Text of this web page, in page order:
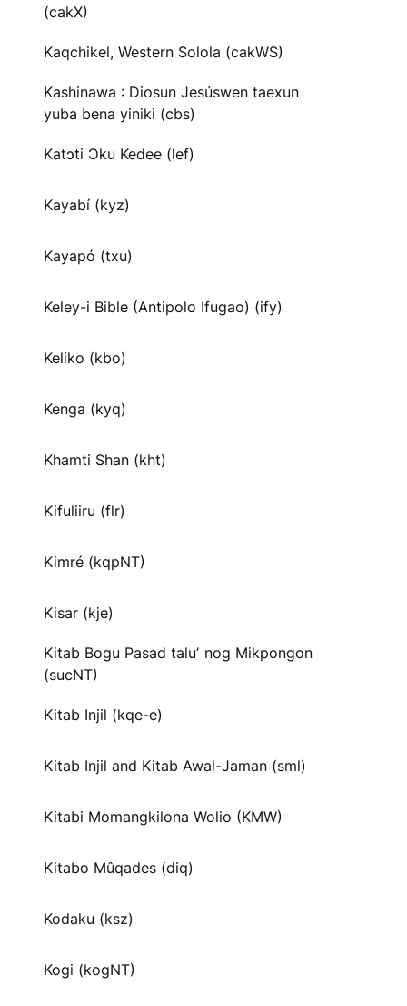
(cakX)
Kaqchikel, Western Solola (cakWS)
Kashinawa : Diosun Jesúswen taexun
yuba bena yiniki (cbs)
Katɔti Ɔku Kedee (lef)
Kayabí (kyz)
Kayapó (txu)
Keley-i Bible (Antipolo Ifugao) (ify)
Keliko (kbo)
Kenga (kyq)
Khamti Shan (kht)
Kifuliiru (flr)
Kimré (kqpNT)
Kisar (kje)
Kitab Bogu Pasad taluʼ nog Mikpongon
(sucNT)
Kitab Injil (kqe-e)
Kitab Injil and Kitab Awal-Jaman (sml)
Kitabi Momangkilona Wolio (KMW)
Kitabo Mûqades (diq)
Kodaku (ksz)
Kogi (kogNT)